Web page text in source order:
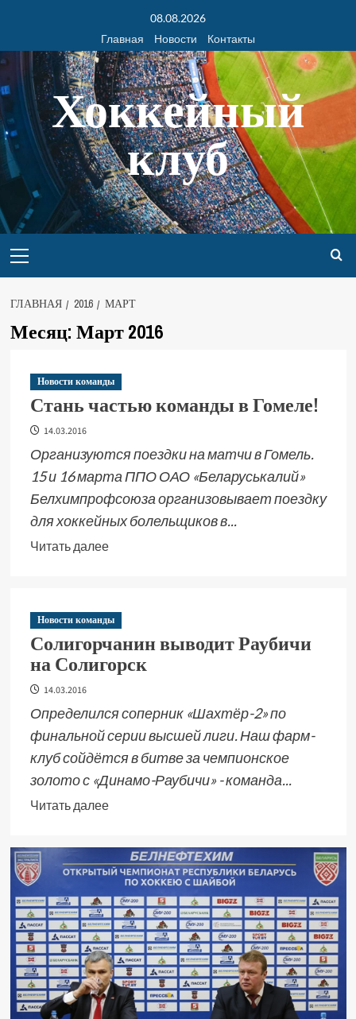
08.08.2026
Главная
Новости Контакты
Хоккейный
клуб
ГЛАВНАЯ 2016 МАРТ
Месяц: Март 2016
Новости команды
Стань частью команды в Гомеле!
14.03.2016
Организуются поездки на матчи в Гомель.
15 и 16 марта ППО ОАО «Беларуськалий»
Белхимпрофсоюза организовывает поездку
для хоккейных болельщиков в...
Читать далее
Новости команды
Солигорчанин выводит Раубичи
на Солигорск
14.03.2016
Определился соперник «Шахтёр-2» по
финальной серии высшей лиги. Наш фарм-
клуб сойдётся в битве за чемпионское
золото с «Динамо-Раубичи» - команда...
Читать далее